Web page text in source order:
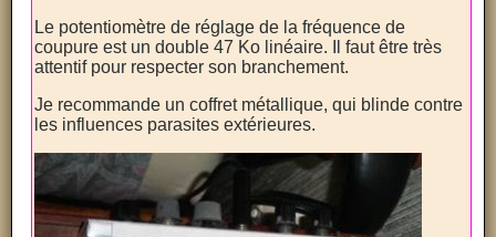
Le potentiomètre de réglage de la fréquence de
coupure est un double 47 Ko linéaire. Il faut être très
attentif pour respecter son branchement.
Je recommande un coffret métallique, qui blinde contre
les influences parasites extérieures.